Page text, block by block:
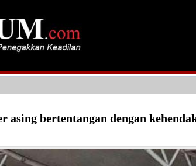
asing bertentangan dengan